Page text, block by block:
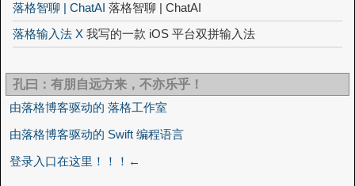
落格智聊 | ChatAI 落格智聊 | ChatAI
落格输入法 X 我写的一款 iOS 平台双拼输入法
孔曰：有朋自远方来，不亦乐乎！
由落格博客驱动的 落格工作室
由落格博客驱动的 Swift 编程语言
登录入口在这里！！！←